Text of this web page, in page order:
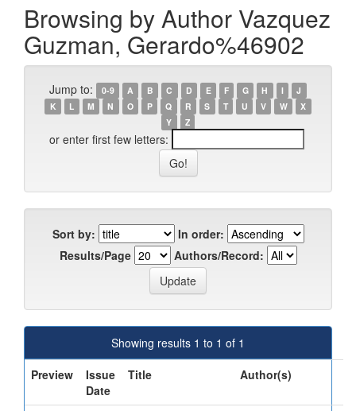
Browsing by Author Vazquez
Guzman, Gerardo%46902
Jump to: 0-9 A B C D E F G H I
J
K
L M N O P Q R S T U V W
X
Y
Z
or enter first few letters:
Sort by:
In order:
Results/Page
Authors/Record:
Showing results 1 to 1 of 1
Preview
Issue
Date
Title Author(s)